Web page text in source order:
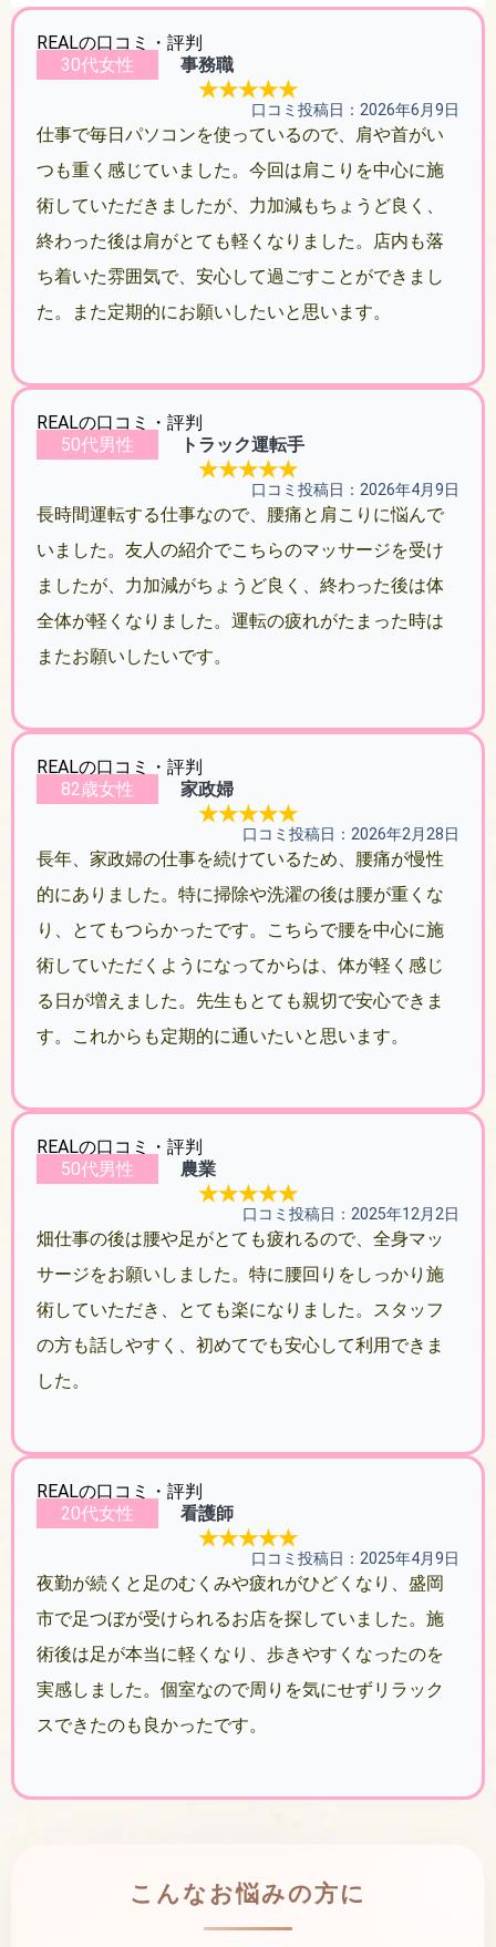
REALの口コミ・評判
30代女性
事務職
★★★★★
口コミ投稿日：2026年6月9日
仕事で毎日パソコンを使っているので、肩や首がい
つも重く感じていました。今回は肩こりを中心に施
術していただきましたが、力加減もちょうど良く、
終わった後は肩がとても軽くなりました。店内も落
ち着いた雰囲気で、安心して過ごすことができまし
た。また定期的にお願いしたいと思います。
REALの口コミ・評判
50代男性
トラック運転手
★★★★★
口コミ投稿日：2026年4月9日
長時間運転する仕事なので、腰痛と肩こりに悩んで
いました。友人の紹介でこちらのマッサージを受け
ましたが、力加減がちょうど良く、終わった後は体
全体が軽くなりました。運転の疲れがたまった時は
またお願いしたいです。
REALの口コミ・評判
82歳女性
家政婦
★★★★★
口コミ投稿日：2026年2月28日
長年、家政婦の仕事を続けているため、腰痛が慢性
的にありました。特に掃除や洗濯の後は腰が重くな
り、とてもつらかったです。こちらで腰を中心に施
術していただくようになってからは、体が軽く感じ
る日が増えました。先生もとても親切で安心できま
す。これからも定期的に通いたいと思います。
REALの口コミ・評判
50代男性
農業
★★★★★
口コミ投稿日：2025年12月2日
畑仕事の後は腰や足がとても疲れるので、全身マッ
サージをお願いしました。特に腰回りをしっかり施
術していただき、とても楽になりました。スタッフ
の方も話しやすく、初めてでも安心して利用できま
した。
REALの口コミ・評判
20代女性
看護師
★★★★★
口コミ投稿日：2025年4月9日
夜勤が続くと足のむくみや疲れがひどくなり、盛岡
市で足つぼが受けられるお店を探していました。施
術後は足が本当に軽くなり、歩きやすくなったのを
実感しました。個室なので周りを気にせずリラック
スできたのも良かったです。
こんなお悩みの方に